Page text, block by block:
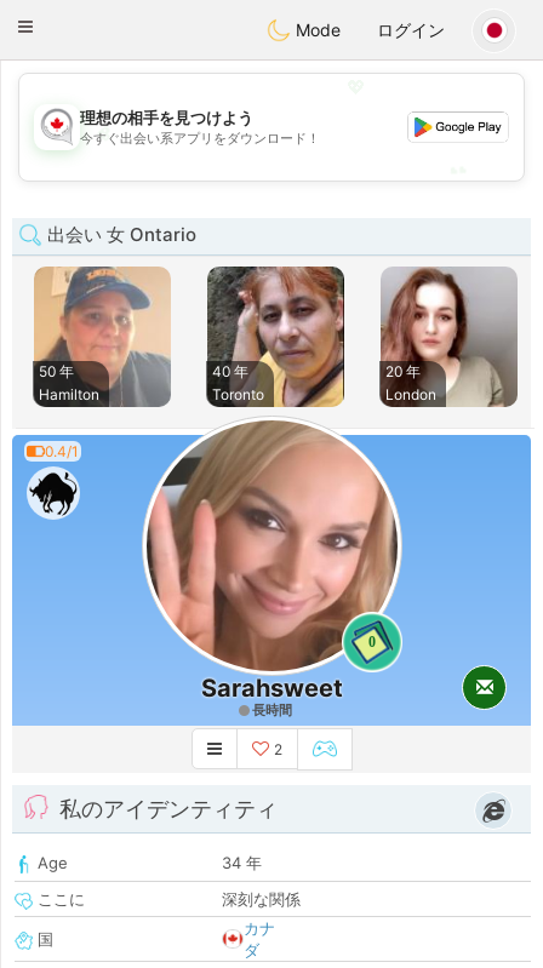
CANADIANchat
Toggle
Mode ログイン
💖
💕
理想の相手を見つけよう
今すぐ出会い系アプリをダウンロード！
出会い 女 Ontario
50 年
Hamilton
40 年
Toronto
20 年
London
0.4/1
0
Sarahsweet
長時間
2
私のアイデンティティ
Age
34 年
ここに
深刻な関係
国
カナ
ダ